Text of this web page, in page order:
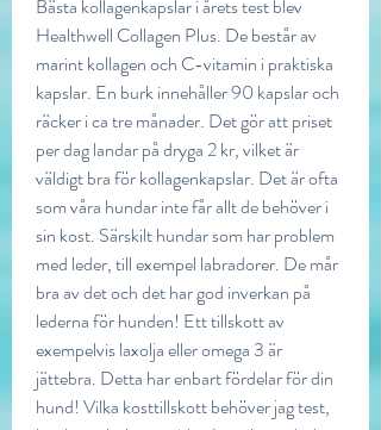
Bästa kollagenkapslar i årets test blev
Healthwell Collagen Plus. De består av
marint kollagen och C-vitamin i praktiska
kapslar. En burk innehåller 90 kapslar och
räcker i ca tre månader. Det gör att priset
per dag landar på dryga 2 kr, vilket är
väldigt bra för kollagenkapslar. Det är ofta
som våra hundar inte får allt de behöver i
sin kost. Särskilt hundar som har problem
med leder, till exempel labradorer. De mår
bra av det och det har god inverkan på
lederna för hunden! Ett tillskott av
exempelvis laxolja eller omega 3 är
jättebra. Detta har enbart fördelar för din
hund! Vilka kosttillskott behöver jag test,